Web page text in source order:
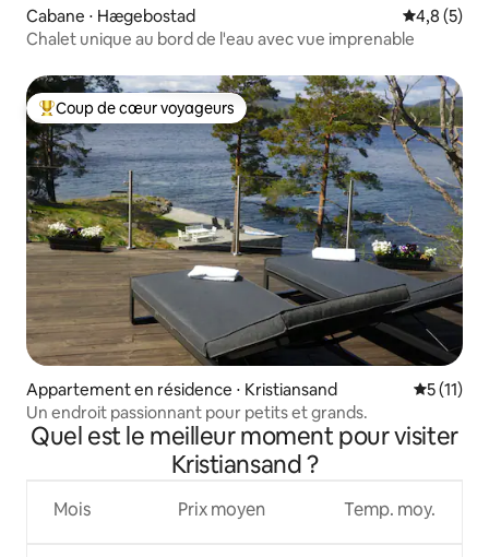
Cabane ⋅ Hægebostad Évaluation
4,8 (5)
Chalet unique au bord de l'eau avec vue imprenable
Coups de cœur voyageurs les plus appréciés
Coup de cœur voyageurs
Appartement en résidence ⋅ Kristiansand
5 (11)
Un endroit passionnant pour petits et grands.
Quel est le meilleur moment pour visiter
Kristiansand ?
Mois Prix moyen Temp. moy.